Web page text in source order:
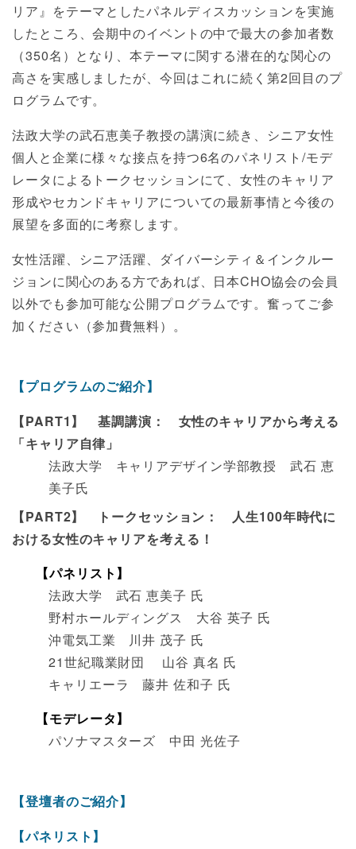
リア』をテーマとしたパネルディスカッションを実施
したところ、会期中のイベントの中で最大の参加者数
（350名）となり、本テーマに関する潜在的な関心の
高さを実感しましたが、今回はこれに続く第2回目のプ
ログラムです。
法政大学の武石恵美子教授の講演に続き、シニア女性
個人と企業に様々な接点を持つ6名のパネリスト/モデ
レータによるトークセッションにて、女性のキャリア
形成やセカンドキャリアについての最新事情と今後の
展望を多面的に考察します。
女性活躍、シニア活躍、ダイバーシティ＆インクルー
ジョンに関心のある方であれば、日本CHO協会の会員
以外でも参加可能な公開プログラムです。奮ってご参
加ください（参加費無料）。
【プログラムのご紹介】
【PART1】 基調講演： 女性のキャリアから考える
「キャリア自律」
法政大学 キャリアデザイン学部教授 武石 恵
美子氏
【PART2】 トークセッション： 人生100年時代に
おける女性のキャリアを考える！
【パネリスト】
法政大学 武石 恵美子 氏
野村ホールディングス 大谷 英子 氏
沖電気工業 川井 茂子 氏
21世紀職業財団 山谷 真名 氏
キャリエーラ 藤井 佐和子 氏
【モデレータ】
パソナマスターズ 中田 光佐子
【登壇者のご紹介】
【パネリスト】